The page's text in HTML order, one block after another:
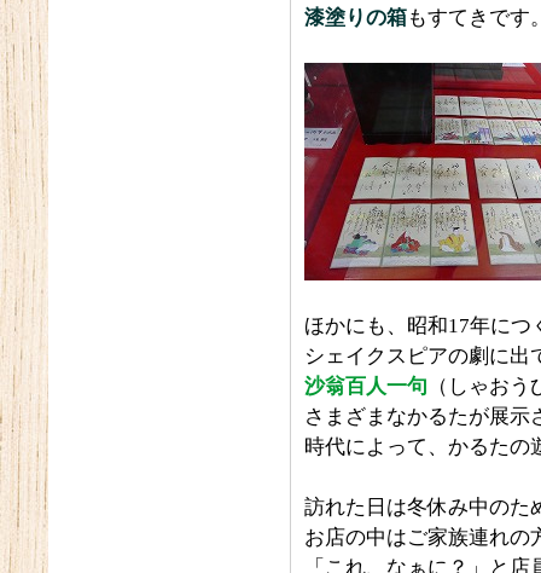
漆塗りの箱もすてきです
ほかにも、昭和17年につ
シェイクスピアの劇に出
沙翁百人一句 （しゃお
さまざまなかるたが展示
時代によって、かるたの
訪れた日は冬休み中のた
お店の中はご家族連れの
「これ、なぁに？」と